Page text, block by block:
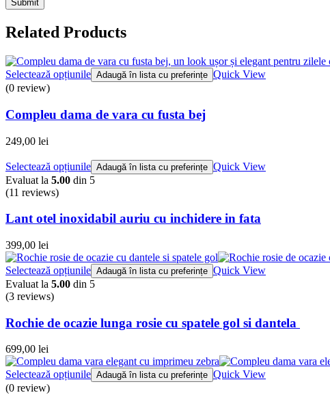
Related Products
Selectează opțiunile Adaugă în lista cu preferințe Quick View
(0 review)
Compleu dama de vara cu fusta bej
249,00 lei
Selectează opțiunile Adaugă în lista cu preferințe Quick View
Evaluat la 5.00 din 5
(11 reviews)
Lant otel inoxidabil auriu cu inchidere in fata
399,00 lei
Selectează opțiunile Adaugă în lista cu preferințe Quick View
Evaluat la 5.00 din 5
(3 reviews)
Rochie de ocazie lunga rosie cu spatele gol si dantela
699,00 lei
Selectează opțiunile Adaugă în lista cu preferințe Quick View
(0 review)